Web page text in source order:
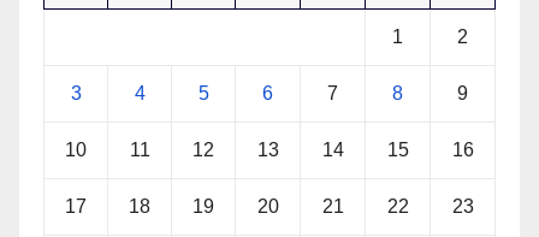
1 2
3 4 5 6 7 8 9
10 11 12 13 14 15 16
17 18 19 20 21 22 23